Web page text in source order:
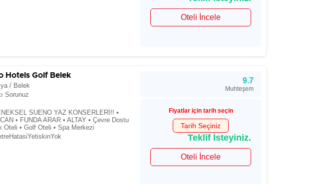
Oteli İncele
Hotels Golf Belek
/ Belek
Sorunuz
SUENO YAZ KONSERLERİ!! •
• FUNDA ARAR • ALTAY • Çevre Dostu
Oteli • Golf Oteli • Spa Merkezi
9.7
Muhteşem
Fiyatlar için tarih seçin
Tarih Seçiniz
Teklif İsteyiniz.
Oteli İncele